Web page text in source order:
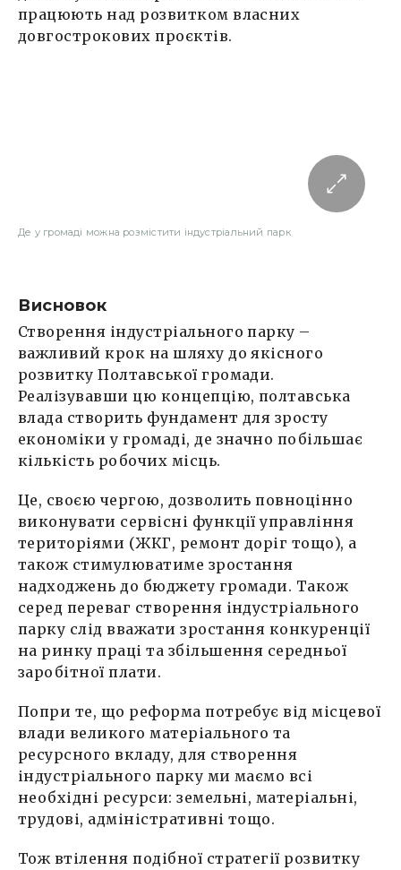
працюють над розвитком власних
довгострокових проєктів.
Де у громаді можна розмістити індустріальний парк
Висновок
Створення індустріального парку –
важливий крок на шляху до якісного
розвитку Полтавської громади.
Реалізувавши цю концепцію, полтавська
влада створить фундамент для зросту
економіки у громаді, де значно побільшає
кількість робочих місць.
Це, своєю чергою, дозволить повноцінно
виконувати сервісні функції управління
територіями (ЖКГ, ремонт доріг тощо), а
також стимулюватиме зростання
надходжень до бюджету громади. Також
серед переваг створення індустріального
парку слід вважати зростання конкуренції
на ринку праці та збільшення середньої
заробітної плати.
Попри те, що реформа потребує від місцевої
влади великого матеріального та
ресурсного вкладу, для створення
індустріального парку ми маємо всі
необхідні ресурси: земельні, матеріальні,
трудові, адміністративні тощо.
Тож втілення подібної стратегії розвитку